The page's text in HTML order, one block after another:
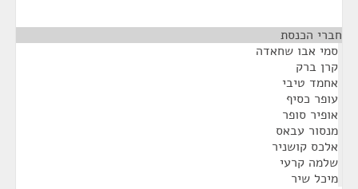
חברי הכנסת
סמי אבו שחאדה
קרן ברק
אחמד טיבי
עופר כסיף
אופיר סופר
מנסור עבאס
אלכס קושניר
שלמה קרעי
מיכל שיר